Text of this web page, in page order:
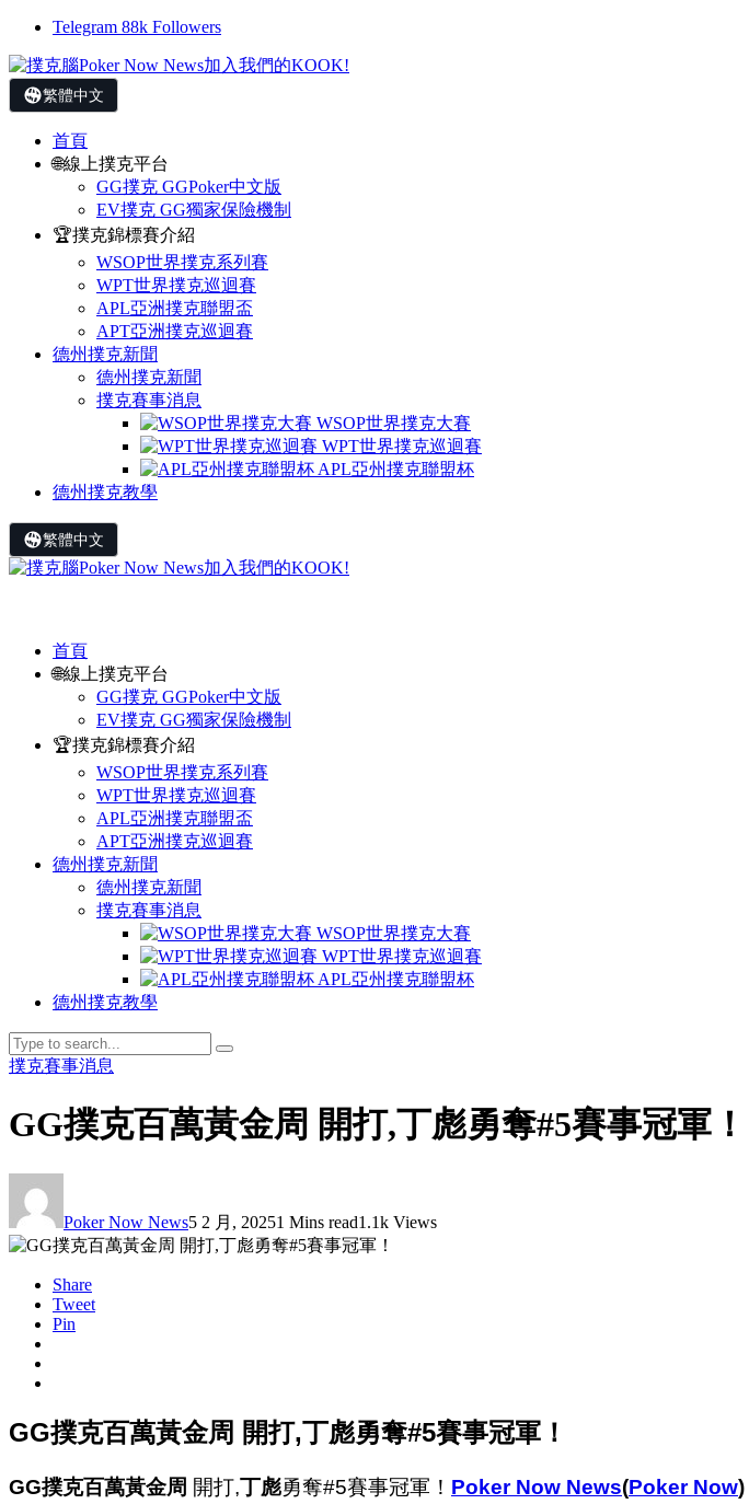
Telegram 88k Followers
繁體中文
首頁
🌐線上撲克平台
GG撲克 GGPoker中文版
EV撲克 GG獨家保險機制
🏆撲克錦標賽介紹
WSOP世界撲克系列賽
WPT世界撲克巡迴賽
APL亞洲撲克聯盟盃
APT亞洲撲克巡迴賽
德州撲克新聞
德州撲克新聞
撲克賽事消息
WSOP世界撲克大賽
WPT世界撲克巡迴賽
APL亞州撲克聯盟杯
德州撲克教學
繁體中文
首頁
🌐線上撲克平台
GG撲克 GGPoker中文版
EV撲克 GG獨家保險機制
🏆撲克錦標賽介紹
WSOP世界撲克系列賽
WPT世界撲克巡迴賽
APL亞洲撲克聯盟盃
APT亞洲撲克巡迴賽
德州撲克新聞
德州撲克新聞
撲克賽事消息
WSOP世界撲克大賽
WPT世界撲克巡迴賽
APL亞州撲克聯盟杯
德州撲克教學
撲克賽事消息
GG撲克百萬黃金周 開打,丁彪勇奪#5賽事冠軍！
Poker Now News5 2 月, 20251 Mins read1.1k Views
Share
Tweet
Pin
GG撲克百萬黃金周 開打,丁彪勇奪#5賽事冠軍！
GG撲克百萬黃金周 開打,丁彪勇奪#5賽事冠軍！ Poker Now News(Poker Now)